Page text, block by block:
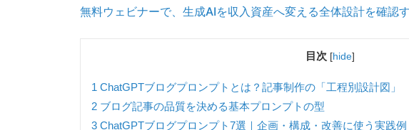
無料ウェビナーで、生成AIを収入資産へ変える全体設計を確認
目次 [hide]
1 ChatGPTブログプロンプトとは？記事制作の「工程別設計図」
2 ブログ記事の品質を決める基本プロンプトの型
3 ChatGPTブログプロンプト7選｜企画・構成・改善に使う実践例